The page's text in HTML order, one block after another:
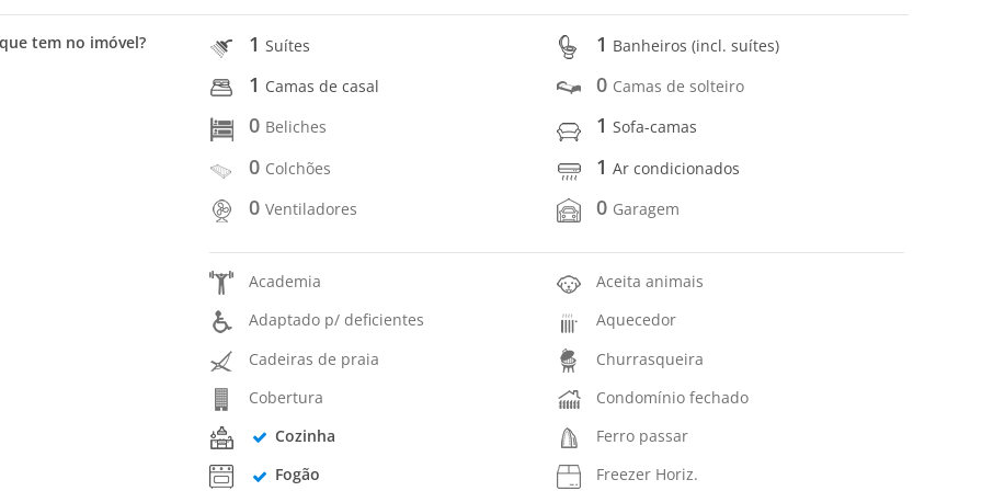
tem no imóvel? 1Suítes 1 Banheiros (incl. suítes)
1 Camas de casal 0 Camas de solteiro
0 Beliches 1Sofa-camas
0 Colchões 1Ar condicionados
0Ventiladores 0 Garagem
Academia
Aceita animais
Adaptado p/ deficientes
Aquecedor
Cadeiras de praia
Churrasqueira
Cobertura
Condomínio fechado
Cozinha
Ferro passar
Fogão
Freezer Horiz.